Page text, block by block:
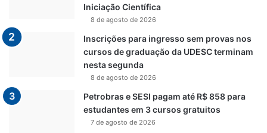
Iniciação Científica
8 de agosto de 2026
Inscrições para ingresso sem provas nos
cursos de graduação da UDESC terminam
nesta segunda
8 de agosto de 2026
Petrobras e SESI pagam até R$ 858 para
estudantes em 3 cursos gratuitos
7 de agosto de 2026